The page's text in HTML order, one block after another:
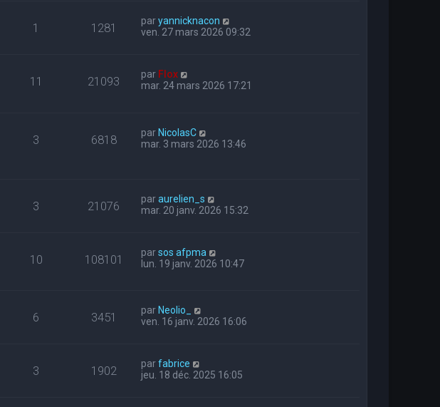
1 1281 paryannicknacon
ven. 27 mars 2026 09:32
11 21093 par Flox
mar. 24 mars 2026 17:21
3 6818 parNicolasC
mar. 3 mars 2026 13:46
3 21076 paraurelien_s
mar. 20 janv. 2026 15:32
10 108101 parsos afpma
lun. 19 janv. 2026 10:47
6 3451 par Neolio_
ven. 16 janv. 2026 16:06
3 1902 parfabrice
jeu. 18 déc. 2025 16:05